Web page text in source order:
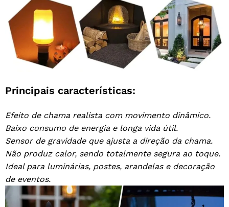
Principais características:
Efeito de chama realista com movimento dinâmico.
Baixo consumo de energia e longa vida útil.
Sensor de gravidade que ajusta a direção da chama.
Não produz calor, sendo totalmente segura ao toque.
Ideal para luminárias, postes, arandelas e decoração
de eventos.